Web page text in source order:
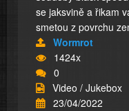
se jaksvině a řikam
smetou z povrchu
Wormrot
1424x
0
Video / Jukebox
23/04/2022